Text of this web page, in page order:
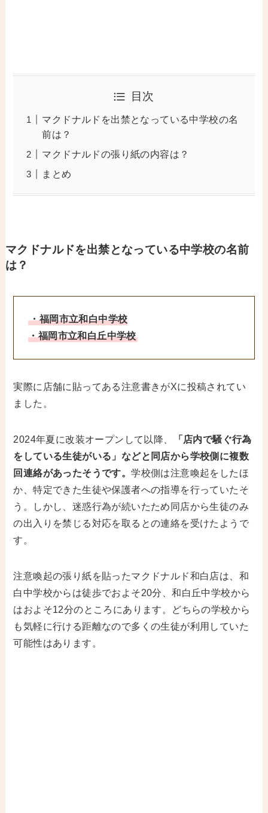
目次
マクドナルドを出禁となっている中学校の名
前は？
マクドナルドの張り紙の内容は？
まとめ
マクドナルドを出禁となっている中学校の名前
は？
・福岡市立和白中学校
・福岡市立和白丘中学校
実際に店舗に貼ってある注意書きがXに投稿されてい
ました。
2024年夏に改装オープンして以降、
「店内で騒ぐ行為
をしている生徒がいる」などと同店から学校側に複数
回連絡があったそうです。学校側は注意喚起をしたほ
か、特定できた生徒や保護者への指導を行っていたそ
う。しかし、迷惑行為が続いたため同店から生徒のみ
の出入りを禁じる対応を取るとの連絡を受けたようで
す。
注意喚起の張り紙を貼ったマクドナルド和白店は、和
白中学校からは徒歩でおよそ20分、和白丘中学校から
はおよそ12分のところにあります。どちらの学校から
も気軽に行ける距離なので多くの生徒が利用していた
可能性はあります。